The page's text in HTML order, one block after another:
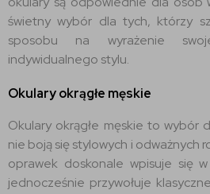
świetny wybór dla tych, którzy
sposobu na wyrażenie
indywidualnego stylu.
Okulary okrągłe męskie
Okulary okrągłe męskie to wybór
nie boją się stylowych i odważnych
oprawek doskonale wpisuje się
jednocześnie przywołuje